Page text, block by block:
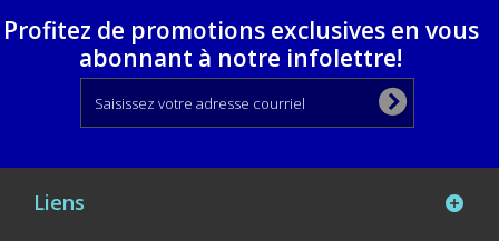
Profitez de promotions exclusives en vous
abonnant à notre infolettre!
Liens